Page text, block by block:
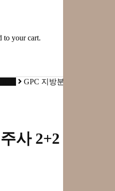
to your cart.
GPC 지방분해주사 2+2 3
사 2+2 3회